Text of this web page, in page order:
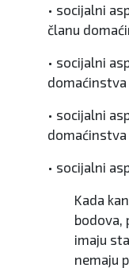
• socijalni
članu
• socijalni
domaćinstva
• socijalni
domaćinstva
• socijalni
Kada
bodova,
imaju
nemaju